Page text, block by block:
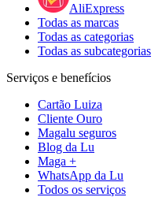
AliExpress
Todas as marcas
Todas as categorias
Todas as subcategorias
Serviços e benefícios
Cartão Luiza
Cliente Ouro
Magalu seguros
Blog da Lu
Maga +
WhatsApp da Lu
Todos os serviços